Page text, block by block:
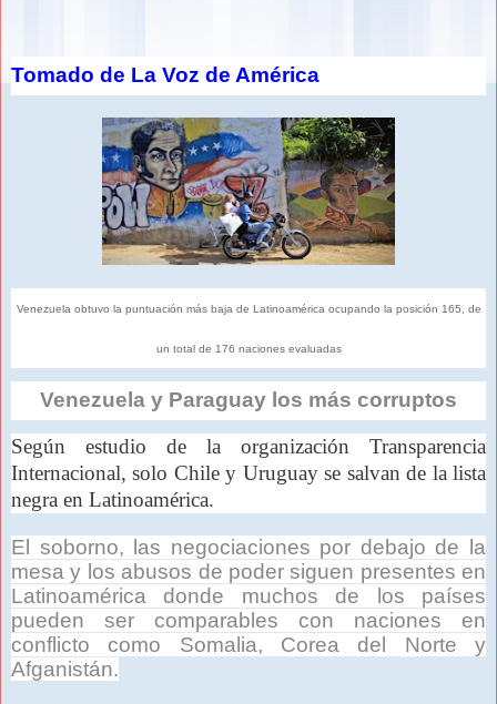
Tomado de La Voz de América
Venezuela obtuvo la puntuación más baja de Latinoamérica ocupando la posición 165, de
un total de 176 naciones evaluadas
Venezuela y Paraguay los más corruptos
Según estudio de la organización Transparencia
Internacional, solo Chile y Uruguay se salvan de la lista
negra en Latinoamérica.
El soborno, las negociaciones por debajo de la
mesa y los abusos de poder siguen presentes en
Latinoamérica donde muchos de los países
pueden ser comparables con naciones en
conflicto como Somalia, Corea del Norte y
Afganistán.